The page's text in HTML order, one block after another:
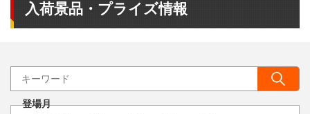
入荷景品・プライズ情報
登場月